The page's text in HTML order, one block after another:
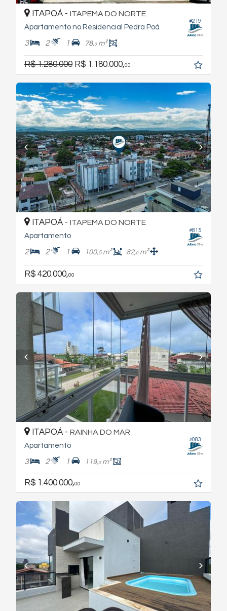
#219
ITAPOÁ - ITAPEMA DO NORTE
Apartamento no Residencial Pedra Poá
3 2 1 78,0m²
R$ 1.280.000 R$ 1.180.000,00
#815
ITAPOÁ - ITAPEMA DO NORTE
Apartamento
2 2 1 100,5m² 82,0m²
R$ 420.000,00
#083
ITAPOÁ - RAINHA DO MAR
Apartamento
3 2 1 119,0m²
R$ 1.400.000,00